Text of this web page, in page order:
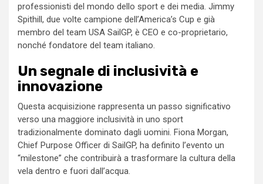
professionisti del mondo dello sport e dei media. Jimmy
Spithill, due volte campione dell’America’s Cup e già
membro del team USA SailGP, è CEO e co-proprietario,
nonché fondatore del team italiano.
Un segnale di inclusività e
innovazione
Questa acquisizione rappresenta un passo significativo
verso una maggiore inclusività in uno sport
tradizionalmente dominato dagli uomini. Fiona Morgan,
Chief Purpose Officer di SailGP, ha definito l’evento un
“milestone” che contribuirà a trasformare la cultura della
vela dentro e fuori dall’acqua.